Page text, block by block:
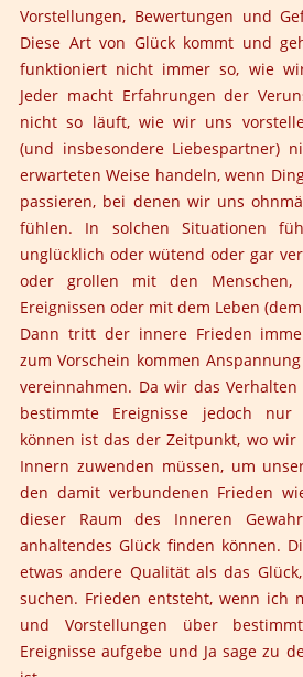
Vorstellungen, Bewertungen und
Diese Art von Glück kommt und
funktioniert nicht immer so, wie
Jeder macht Erfahrungen der
nicht so läuft, wie wir uns
(und insbesondere Liebespartner)
erwarteten Weise handeln, wenn
passieren, bei denen wir uns
fühlen. In solchen Situationen
unglücklich oder wütend oder gar
oder grollen mit den Menschen,
Ereignissen oder mit dem Leben
Dann tritt der innere Frieden
zum Vorschein kommen
vereinnahmen. Da wir das
bestimmte Ereignisse jedoch nur
können ist das der Zeitpunkt, wo wir
Innern zuwenden müssen, um
den damit verbundenen Frieden
dieser Raum des Inneren
anhaltendes Glück finden können.
etwas andere Qualität als das
suchen. Frieden entsteht, wenn ich
und Vorstellungen über
Ereignisse aufgebe und Ja sage zu